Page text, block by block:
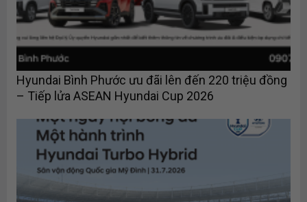
Hyundai Bình Phước ưu đãi lên đến 220 triệu đồng
– Tiếp lửa ASEAN Hyundai Cup 2026